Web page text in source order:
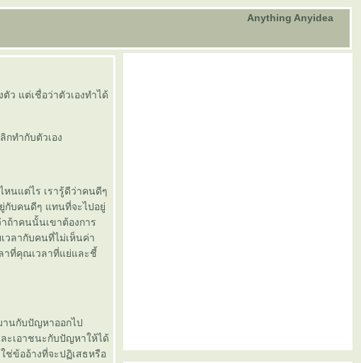
Anything Anyidea
ว แต่เชื่อว่าตัวเองทำได้
ทำกับตัวเอง
นแต่ไร เรารู้ดีว่าคนดีๆ
กับคนดีๆ แทนที่จะไปอยู่
ถ้าคนนั้นเขาต้องการ
วลากับคนที่ไม่เห็นค่า
าที่คุณเวลาที่แย่และชี้
านกับปัญหาออกไป
ะเอาชนะกับปัญหาให้ได้
ช่ข้ออ้างที่จะปฏิเสธหรือ